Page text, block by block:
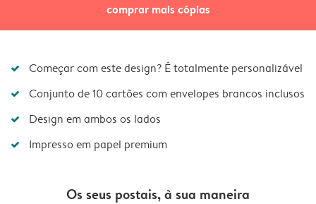
comprar mais cópias
Começar com este design? É totalmente personalizável
Conjunto de 10 cartões com envelopes brancos inclusos
Design em ambos os lados
Impresso em papel premium
Os seus postais, à sua maneira